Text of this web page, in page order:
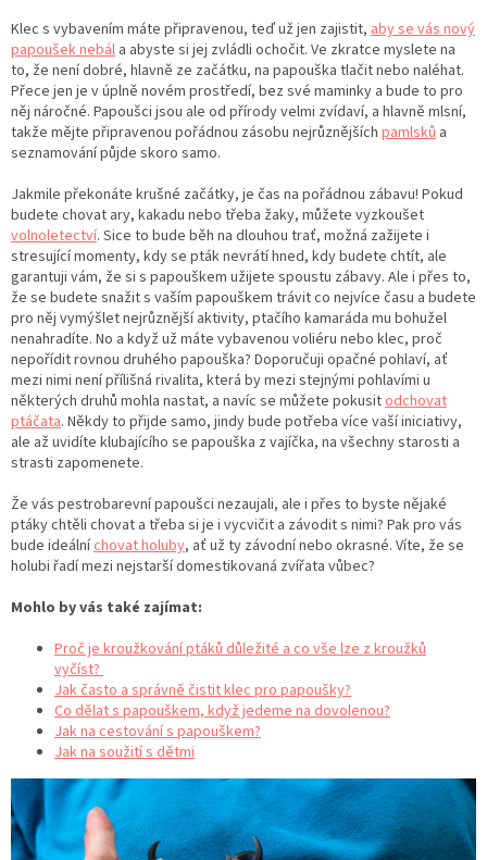
Klec s vybavením máte připravenou, teď už jen zajistit, aby se vás nový
papoušek nebál a abyste si jej zvládli ochočit. Ve zkratce myslete na
to, že není dobré, hlavně ze začátku, na papouška tlačit nebo naléhat.
Přece jen je v úplně novém prostředí, bez své maminky a bude to pro
něj náročné. Papoušci jsou ale od přírody velmi zvídaví, a hlavně mlsní,
takže mějte připravenou pořádnou zásobu nejrůznějších pamlsků a
seznamování půjde skoro samo.
Jakmile překonáte krušné začátky, je čas na pořádnou zábavu! Pokud
budete chovat ary, kakadu nebo třeba žaky, můžete vyzkoušet
volnoletectví. Sice to bude běh na dlouhou trať, možná zažijete i
stresující momenty, kdy se pták nevrátí hned, kdy budete chtít, ale
garantuji vám, že si s papouškem užijete spoustu zábavy. Ale i přes to,
že se budete snažit s vaším papouškem trávit co nejvíce času a budete
pro něj vymýšlet nejrůznější aktivity, ptačího kamaráda mu bohužel
nenahradíte. No a když už máte vybavenou voliéru nebo klec, proč
nepořídit rovnou druhého papouška? Doporučuji opačné pohlaví, ať
mezi nimi není přílišná rivalita, která by mezi stejnými pohlavími u
některých druhů mohla nastat, a navíc se můžete pokusitodchovat
ptáčata. Někdy to přijde samo, jindy bude potřeba více vaší iniciativy,
ale až uvidíte klubajícího se papouška z vajíčka, na všechny starosti a
strasti zapomenete.
Že vás pestrobarevní papoušci nezaujali, ale i přes to byste nějaké
ptáky chtěli chovat a třeba si je i vycvičit a závodit s nimi? Pak pro vás
bude ideálníchovat holuby, ať už ty závodní nebo okrasné. Víte, že se
holubi řadí mezi nejstarší domestikovaná zvířata vůbec?
Mohlo by vás také zajímat:
Proč je kroužkování ptáků důležité a co vše lze z kroužků
vyčíst?
Jak často a správně čistit klec pro papoušky?
Co dělat s papouškem, když jedeme na dovolenou?
Jak na cestování s papouškem?
Jak na soužití s dětmi